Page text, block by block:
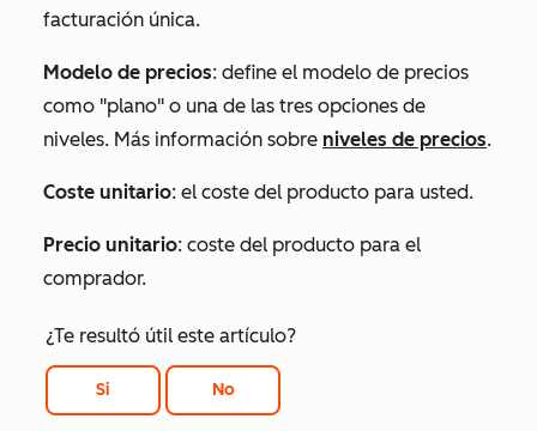
facturación única.
Modelo de precios: define el modelo de precios
como "plano" o una de las tres opciones de
niveles. Más información sobre niveles de precios.
Coste unitario: el coste del producto para usted.
Precio unitario: coste del producto para el
comprador.
¿Te resultó útil este artículo?
Si No